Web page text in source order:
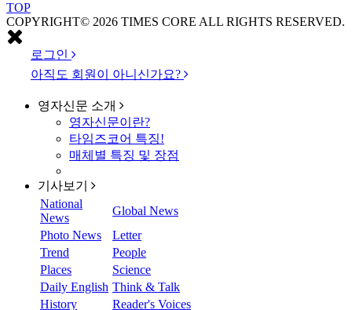
TOP
COPYRIGHT© 2026 TIMES CORE ALL RIGHTS RESERVED.
로그인
아직도 회원이 아니신가요?
영자신문 소개
영자신문이란?
타임즈코어 특징!
매체별 특징 및 장점
기사보기
National
News
Global News
Photo News
Letter
Trend
People
Places
Science
Daily English Think & Talk
History
Reader's Voices